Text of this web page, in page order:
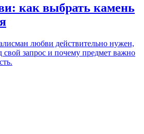
как выбрать камень
любви действительно нужен,
свой запрос и почему предмет важно